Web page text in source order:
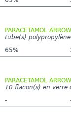
PARACETAMOL
tube(s)
65%
PARACETAMOL
10 flacon(s) en verre
-